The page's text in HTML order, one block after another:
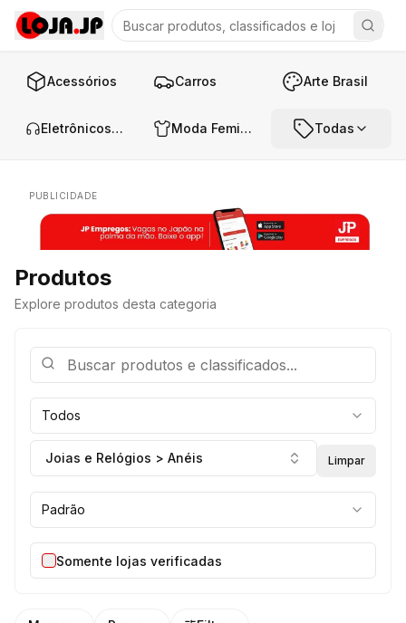
Acessórios Carros Arte Brasil
Eletrônicos e Áudio Moda Feminina Todas
PUBLICIDADE
Produtos
Explore produtos desta categoria
Todos
Joias e Relógios > Anéis Limpar
Padrão
Somente lojas verificadas